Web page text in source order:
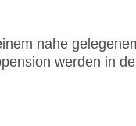
nahe
werden in